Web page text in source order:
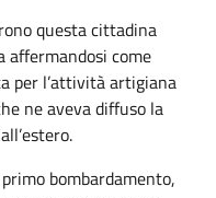
questa cittadina
affermandosi come
per l’attività artigiana
ne aveva diffuso la
bombardamento,